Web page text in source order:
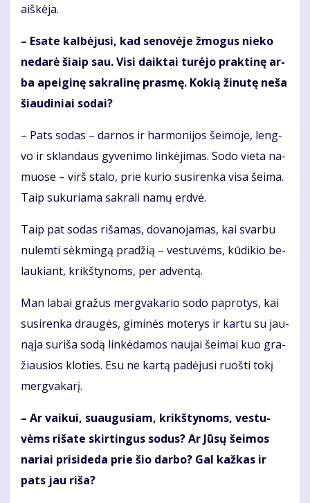
aiš­kė­ja.
– Esa­te kal­bė­ju­si, kad se­no­vė­je žmo­gus nie­ko
ne­da­rė šiaip sau. Vi­si daik­tai tu­rė­jo prak­ti­nę ar­
ba apei­gi­nę sak­ra­li­nę pras­mę. Ko­kią ži­nu­tę ne­ša
šiau­di­niai so­dai?
– Pats so­das – dar­nos ir har­mo­ni­jos šei­mo­je, leng­
vo ir sklan­daus gy­ve­ni­mo lin­kė­ji­mas. So­do vie­ta na­
muo­se – virš sta­lo, prie ku­rio su­si­ren­ka vi­sa šei­ma.
Taip su­ku­ria­ma sak­ra­li na­mų erd­vė.
Taip pat so­das ri­ša­mas, do­va­no­ja­mas, kai svar­bu
nu­lem­ti sėk­min­gą pra­džią – ves­tu­vėms, kū­di­kio be­
lau­kiant, krikš­ty­noms, per ad­ven­tą.
Man la­bai gra­žus merg­va­ka­rio so­do pa­pro­tys, kai
su­si­ren­ka drau­gės, gi­mi­nės mo­te­rys ir kar­tu su jau­
ną­ja su­ri­ša so­dą lin­kė­da­mos nau­jai šei­mai kuo gra­
žiau­sios klo­ties. Esu ne kar­tą pa­dė­ju­si ruoš­ti to­kį
merg­va­ka­rį.
– Ar vai­kui, su­au­gu­siam, krikš­ty­noms, ves­tu­
vėms ri­ša­te skir­tin­gus so­dus? Ar Jū­sų šei­mos
na­riai pri­si­de­da prie šio dar­bo? Gal kaž­kas ir
pats jau ri­ša?